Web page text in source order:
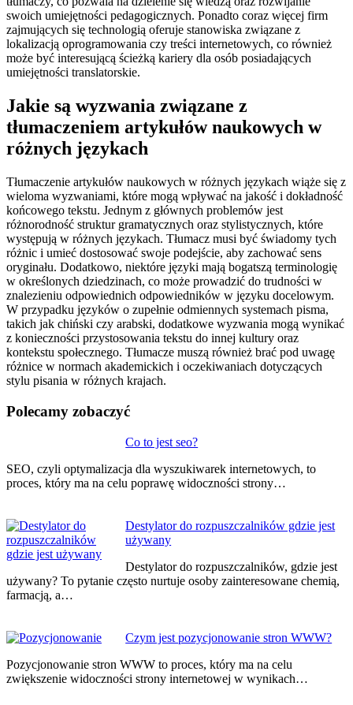
swoich umiejętności pedagogicznych. Ponadto coraz więcej firm
zajmujących się technologią oferuje stanowiska związane z
lokalizacją oprogramowania czy treści internetowych, co również
może być interesującą ścieżką kariery dla osób posiadających
umiejętności translatorskie.
Jakie są wyzwania związane z
tłumaczeniem artykułów naukowych w
różnych językach
Tłumaczenie artykułów naukowych w różnych językach wiąże się z
wieloma wyzwaniami, które mogą wpływać na jakość i dokładność
końcowego tekstu. Jednym z głównych problemów jest
różnorodność struktur gramatycznych oraz stylistycznych, które
występują w różnych językach. Tłumacz musi być świadomy tych
różnic i umieć dostosować swoje podejście, aby zachować sens
oryginału. Dodatkowo, niektóre języki mają bogatszą terminologię
w określonych dziedzinach, co może prowadzić do trudności w
znalezieniu odpowiednich odpowiedników w języku docelowym.
W przypadku języków o zupełnie odmiennych systemach pisma,
takich jak chiński czy arabski, dodatkowe wyzwania mogą wynikać
z konieczności przystosowania tekstu do innej kultury oraz
kontekstu społecznego. Tłumacze muszą również brać pod uwagę
różnice w normach akademickich i oczekiwaniach dotyczących
stylu pisania w różnych krajach.
Polecamy zobaczyć
Co to jest seo?
SEO, czyli optymalizacja dla wyszukiwarek internetowych, to
proces, który ma na celu poprawę widoczności strony…
Destylator do rozpuszczalników gdzie jest
używany
Destylator do rozpuszczalników, gdzie jest
używany? To pytanie często nurtuje osoby zainteresowane chemią,
farmacją, a…
Czym jest pozycjonowanie stron WWW?
Pozycjonowanie stron WWW to proces, który ma na celu
zwiększenie widoczności strony internetowej w wynikach…
wpisu